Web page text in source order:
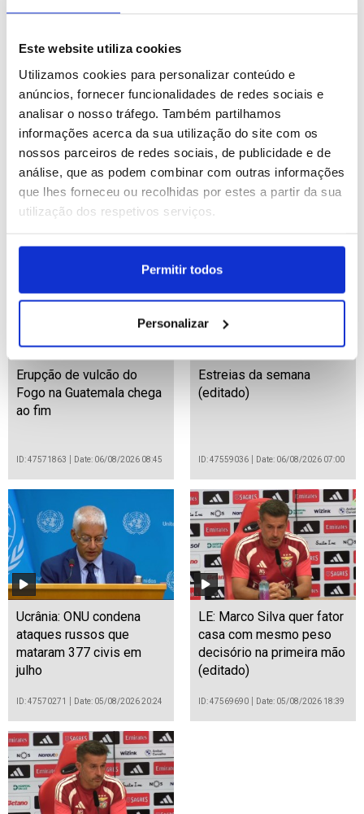
Este website utiliza cookies
Utilizamos cookies para personalizar conteúdo e
anúncios, fornecer funcionalidades de redes sociais e
analisar o nosso tráfego. Também partilhamos
informações acerca da sua utilização do site com os
nossos parceiros de redes sociais, de publicidade e de
análise, que as podem combinar com outras informações
que lhes forneceu ou recolhidas por estes a partir da sua
utilização dos respetivos serviços.
Permitir todos
Personalizar
“Comboio da ponte”
revolucionou mobilidade
entre margens do Tejo –
Fertagus (editado)
ID: 47573686 Date: 06/08/2026 15:55
'Vozinha' apresentado no
estádio do Colo Colo do
Chile
ID: 47572178
Erupção de vulcão do
Fogo na Guatemala chega
ao fim
ID: 47571863 Date: 06/08/2026 08:45
Estreias da semana
(editado)
ID: 47559036 Date: 06/08/2026 07:00
Ucrânia: ONU condena
ataques russos que
mataram 377 civis em
julho
ID: 47570271 Date: 05/08/2026 20:24
LE: Marco Silva quer fator
casa com mesmo peso
decisório na primeira mão
(editado)
ID: 47569690 Date: 05/08/2026 18:39